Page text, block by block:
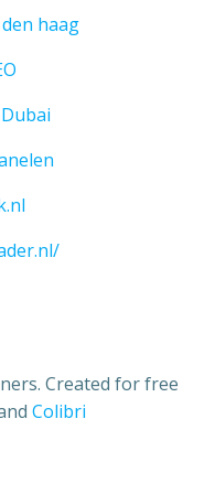
haag
Created for free
Colibri